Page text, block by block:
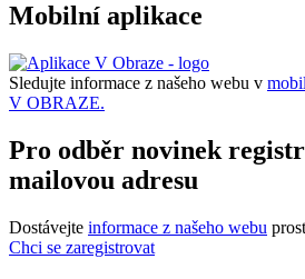
Mobilní aplikace
Sledujte informace z našeho webu v
V OBRAZE.
Pro odběr novinek
mailovou adresu
Dostávejte informace z našeho webu
Chci se zaregistrovat